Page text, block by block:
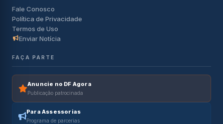
Fale Conosco
Política de Privacidade
Termos de Uso
Enviar Notícia
FAÇA PARTE
Anuncie no DF Agora
Publicação patrocinada
Para Assessorias
Programa de parcerias